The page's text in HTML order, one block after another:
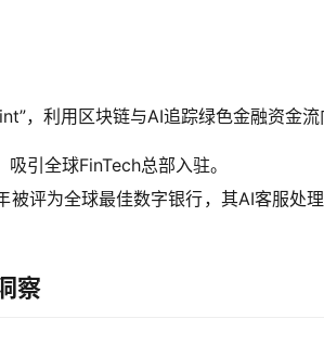
，利用区块链与AI追踪绿色金融资金流
引全球FinTech总部入驻。
被评为全球最佳数字银行，其AI客服处
察